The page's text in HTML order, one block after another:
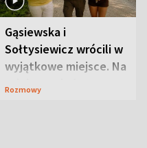
Gąsiewska i
Sołtysiewicz wrócili w
wyjątkowe miejsce. Na
szlaku czekał
Rozmowy